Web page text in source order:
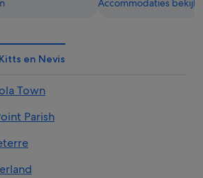
en Nevis
Town
Parish